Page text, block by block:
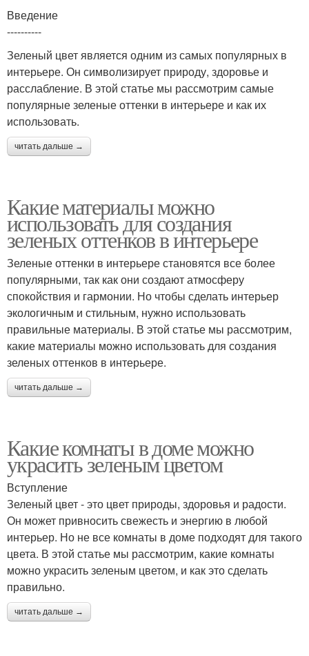
Введение
----------
Зеленый цвет является одним из самых популярных в
интерьере. Он символизирует природу, здоровье и
расслабление. В этой статье мы рассмотрим самые
популярные зеленые оттенки в интерьере и как их
использовать.
читать дальше →
Какие материалы можно
использовать для создания
зеленых оттенков в интерьере
Зеленые оттенки в интерьере становятся все более
популярными, так как они создают атмосферу
спокойствия и гармонии. Но чтобы сделать интерьер
экологичным и стильным, нужно использовать
правильные материалы. В этой статье мы рассмотрим,
какие материалы можно использовать для создания
зеленых оттенков в интерьере.
читать дальше →
Какие комнаты в доме можно
украсить зеленым цветом
Вступление
Зеленый цвет - это цвет природы, здоровья и радости.
Он может привносить свежесть и энергию в любой
интерьер. Но не все комнаты в доме подходят для такого
цвета. В этой статье мы рассмотрим, какие комнаты
можно украсить зеленым цветом, и как это сделать
правильно.
читать дальше →